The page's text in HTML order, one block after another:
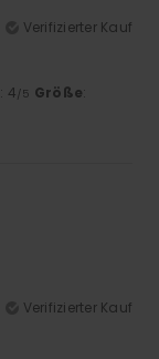
Verifizierter Kauf
: 4/5 Größe:
Verifizierter Kauf